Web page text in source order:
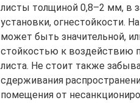
листы толщиной 0,8–2 мм, в
установки, огнестойкости.
может быть значительной,
стойкостью к воздействию
листа. Не стоит также
сдерживания
помещения от